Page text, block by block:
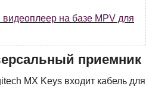
на базе MPV для
приемник
MX Keys входит кабель для